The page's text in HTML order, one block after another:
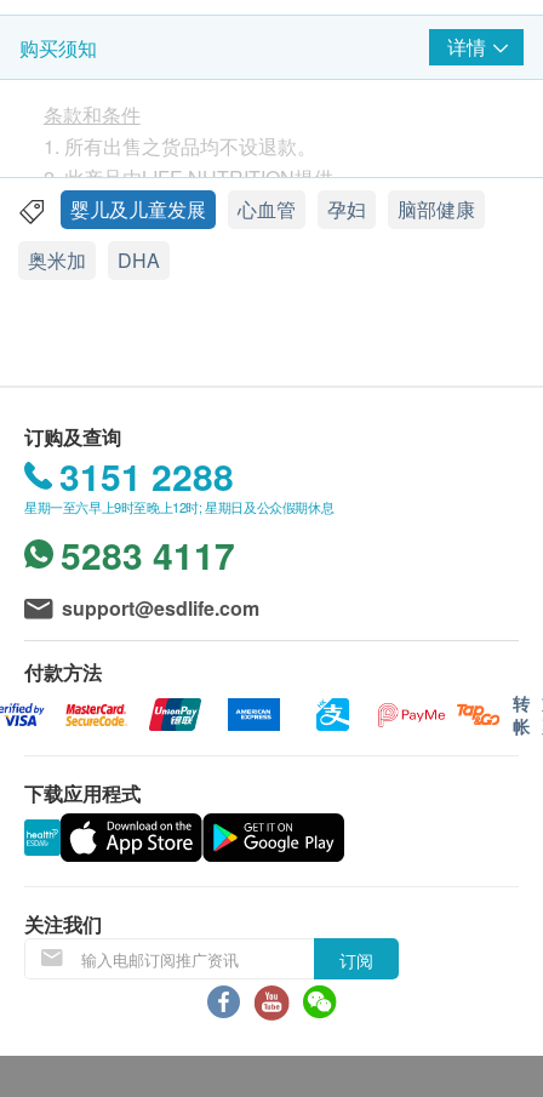
原产地
美国
包装
30粒素食胶囊
功效
Life Nutrition 藻油DHA 是直接提取自食物链的源头、
Omega-3的97%，占眼睛视网膜中Omega-3的93%。
人体无法自行产生Omega-3，所以必须从饮食中摄
取。
一日一粒200 毫克DHA，是孕妇及老年人的每日推
胎儿大脑和眼睛发育的必需营养
100% 安全纯净的素食DHA，易吞无腥味
不含麸质
非基因改造
不含乳制品
适合素食者
无合成防腐剂
成人：每天1粒，餐后服食
*此产品没有根据《药剂业及毒药条例》或《中医药条
例》注册。为此产品作出的任何声称亦没有为进行该
等注册而接受评核。此产品并不供作诊断、治疗或预
防任何疾病之用。
购买须知 详情
条款和条件
1. 所有出售之货品均不设退款。
2. 此产品由LIFE NUTRITION提供。
3. 如有任何争议，LIFE NUTRITION及健康网购
送货
3. 不排除运送时间会因节日而有所影响。当八号烈风
讯号悬挂或黑色暴雨警告生效时，送货服务时间将会
延迟。
4. 所有订单须视乎相关货品的供应情况再作最后确
认。倘若健康网购health.ESDlife未能提供任何订单上
单，并且会于送货前透过电话或电邮通知顾客再作安
排。
保证
1. 货品质量保证，于顾客收到产品当日起计，食用期
1. 当顾客收取已订购之货品时，有责任检查货品是否
有损毁情况，一经确认，恕不接受退换。
2. 退换产品必须包装完整，如退换之产品有任何残缺
3. 如有其他损坏或遗漏查询，顾客必须保留有效收据
正本，并于送货后3个工作天内按下列方式联络健康
网购health.ESDlife客户服务部跟进。电邮:
support@esdlife.com / 健康网购health.ESDlife客服
热线: (852) 3151-2288
婴儿及儿童发展 心血管 孕妇
脑部健康
奥米加
DHA
订购及查询
3151 2288
星期一至六早上9时至晚上12时; 星期日及公众假期休息
5283 4117
support@esdlife.com
付款方法
转
帐
下载应用程式
关注我们
订阅